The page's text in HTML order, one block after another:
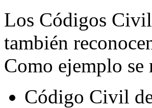
Los Códigos
también
Como ejemplo se
Código Civil